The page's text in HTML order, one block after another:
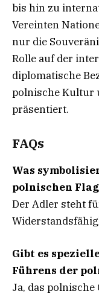
bis hin zu
Vereinten
nur die
Rolle auf der
diplomatische
polnische Kultur
präsentiert.
FAQs
Was
polnischen
Der Adler steht
Gibt es
Führens der
Ja, das polnische